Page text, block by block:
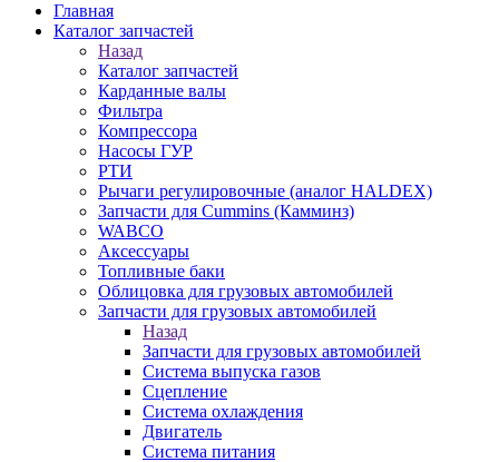
Главная
Каталог запчастей
Назад
Каталог запчастей
Карданные валы
Фильтра
Компрессора
Насосы ГУР
РТИ
Рычаги регулировочные (аналог HALDEX)
Запчасти для Cummins (Камминз)
WABCO
Аксессуары
Топливные баки
Облицовка для грузовых автомобилей
Запчасти для грузовых автомобилей
Назад
Запчасти для грузовых автомобилей
Система выпуска газов
Сцепление
Система охлаждения
Двигатель
Система питания